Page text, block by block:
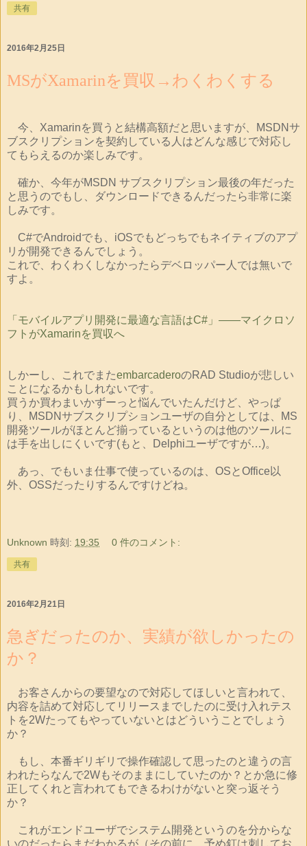
共有
2016年2月25日
MSがXamarinを買収→わくわくする
今、Xamarinを買うと結構高額だと思いますが、MSDNサ
ブスクリプションを契約している人はどんな感じで対応し
てもらえるのか楽しみです。
確か、今年がMSDN サブスクリプション最後の年だった
と思うのでもし、ダウンロードできるんだったら非常に楽
しみです。
C#でAndroidでも、iOSでもどっちでもネイティブのアプ
リが開発できるんでしょう。
これで、わくわくしなかったらデベロッパー人では無いで
すよ。
「モバイルアプリ開発に最適な言語はC#」――マイクロソ
フトがXamarinを買収へ
しかーし、これでまたembarcaderoのRAD Studioが悲しい
ことになるかもしれないです。
買うか買わまいかずーっと悩んでいたんだけど、やっぱ
り、MSDNサブスクリプションユーザの自分としては、MS
開発ツールがほとんど揃っているというのは他のツールに
は手を出しにくいです(もと、Delphiユーザですが…)。
あっ、でもいま仕事で使っているのは、OSとOffice以
外、OSSだったりするんですけどね。
Unknown 時刻: 19:35 0 件のコメント:
共有
2016年2月21日
急ぎだったのか、実績が欲しかったの
か？
お客さんからの要望なので対応してほしいと言われて、
内容を詰めて対応してリリースまでしたのに受け入れテス
トを2Wたってもやっていないとはどういうことでしょう
か？
もし、本番ギリギリで操作確認して思ったのと違うの言
われたらなんで2Wもそのままにしていたのか？とか急に修
正してくれと言われてもできるわけがないと突っ返そう
か？
これがエンドユーザでシステム開発というのを分からな
いのだったらまだわかるが（その前に、予め釘は刺してお